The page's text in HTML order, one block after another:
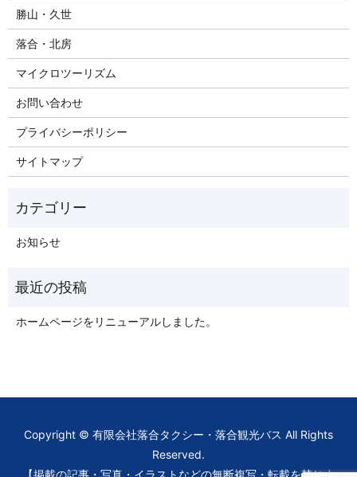
勝山・久世
落合・北房
マイクロツーリズム
お問い合わせ
プライバシーポリシー
サイトマップ
お知らせ
ホームページをリニューアルしました。
Copyright © 有限会社落合タクシー・落合観光バス All Rights
Reserved.